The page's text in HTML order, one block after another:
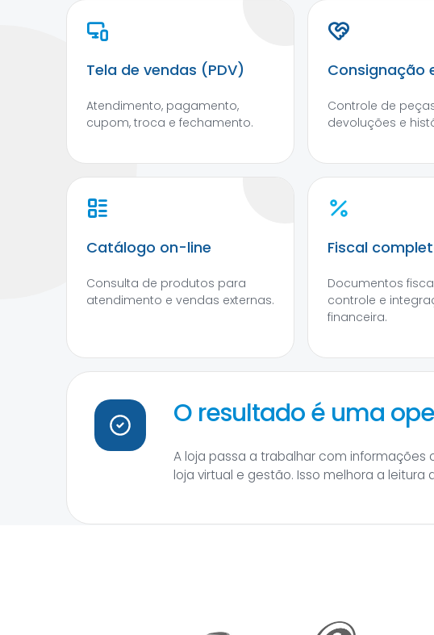
Tela de vendas (PDV)
Atendimento, pagamento,
cupom, troca e fechamento.
Consignação
Controle de
devoluções e
Catálogo on-line
Consulta de produtos para
atendimento e vendas externas.
Fiscal
Documentos
controle e
financeira.
O resultado é uma
A loja passa a trabalhar com
loja virtual e gestão. Isso melhora a